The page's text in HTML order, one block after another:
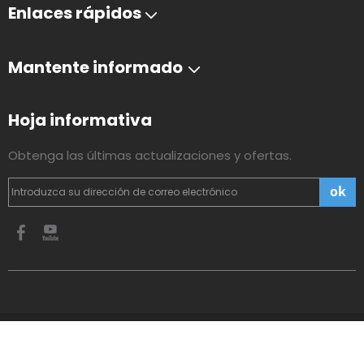
Enlaces rápidos
Mantente informado
Hoja informativa
Obtenga las últimas actualizaciones y ofertas.
ok